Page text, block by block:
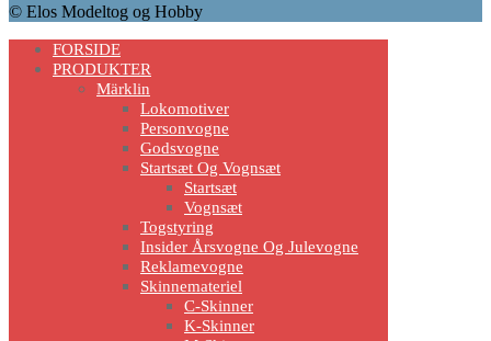
© Elos Modeltog og Hobby
Scroll
Up
FORSIDE
PRODUKTER
Märklin
Lokomotiver
Personvogne
Godsvogne
Startsæt Og Vognsæt
Startsæt
Vognsæt
Togstyring
Insider Årsvogne Og Julevogne
Reklamevogne
Skinnemateriel
C-Skinner
K-Skinner